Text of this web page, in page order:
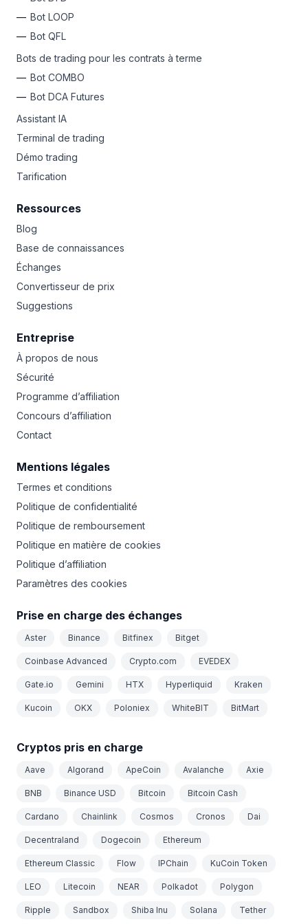
Bot LOOP
Bot QFL
Bots de trading pour les contrats à terme
Bot COMBO
Bot DCA Futures
Assistant IA
Terminal de trading
Démo trading
Tarification
Ressources
Blog
Base de connaissances
Échanges
Convertisseur de prix
Suggestions
Entreprise
À propos de nous
Sécurité
Programme d’affiliation
Concours d’affiliation
Contact
Mentions légales
Termes et conditions
Politique de confidentialité
Politique de remboursement
Politique en matière de cookies
Politique d’affiliation
Paramètres des cookies
Prise en charge des échanges
Aster Binance Bitfinex Bitget
Coinbase Advanced Crypto.com EVEDEX
Gate.io Gemini HTX Hyperliquid Kraken
Kucoin OKX Poloniex WhiteBIT BitMart
Cryptos pris en charge
Aave Algorand ApeCoin Avalanche Axie
BNB Binance USD Bitcoin Bitcoin Cash
Cardano Chainlink Cosmos Cronos Dai
Decentraland Dogecoin Ethereum
Ethereum Classic Flow IPChain KuCoin Token
LEO Litecoin NEAR Polkadot Polygon
Ripple Sandbox Shiba Inu Solana Tether